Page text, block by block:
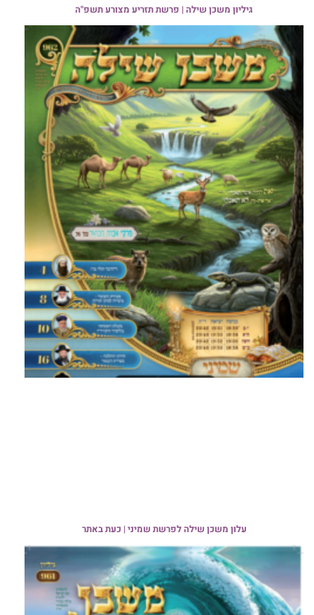
גיליון משכן שילה | פרשת תזריע מצורע תשפ"ה
עלון משכן שילה לפרשת שמיני | כעת באתר